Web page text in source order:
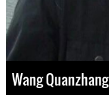
Wang Quanzhang